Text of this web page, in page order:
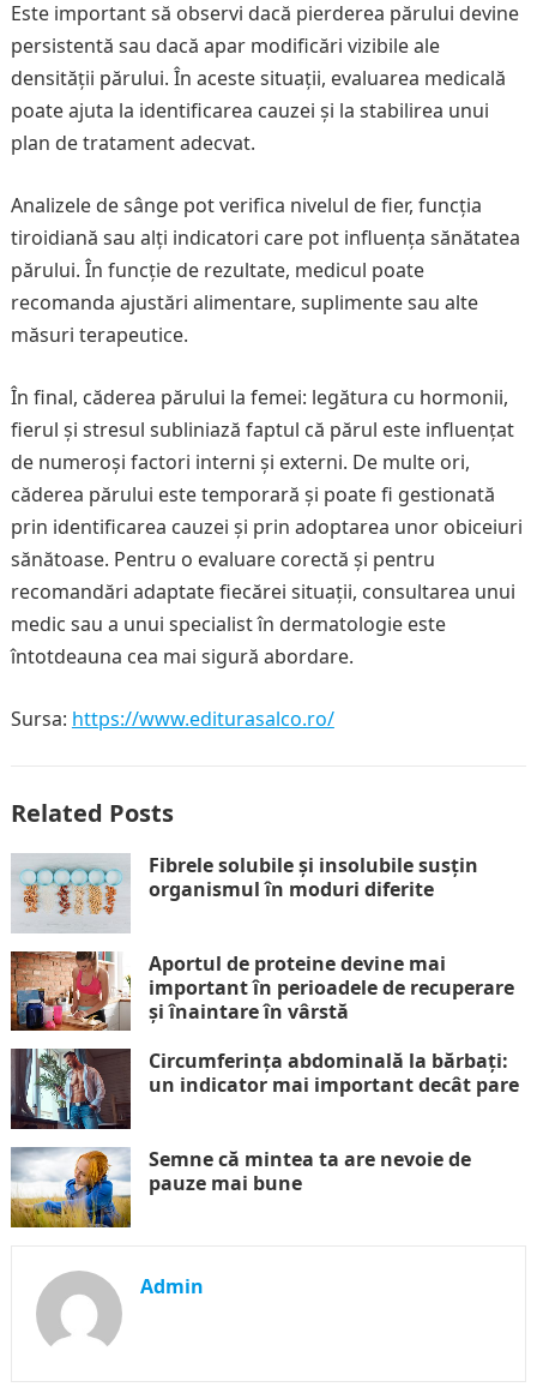
Este important să observi dacă pierderea părului devine
persistentă sau dacă apar modificări vizibile ale
densității părului. În aceste situații, evaluarea medicală
poate ajuta la identificarea cauzei și la stabilirea unui
plan de tratament adecvat.
Analizele de sânge pot verifica nivelul de fier, funcția
tiroidiană sau alți indicatori care pot influența sănătatea
părului. În funcție de rezultate, medicul poate
recomanda ajustări alimentare, suplimente sau alte
măsuri terapeutice.
În final, căderea părului la femei: legătura cu hormonii,
fierul și stresul subliniază faptul că părul este influențat
de numeroși factori interni și externi. De multe ori,
căderea părului este temporară și poate fi gestionată
prin identificarea cauzei și prin adoptarea unor obiceiuri
sănătoase. Pentru o evaluare corectă și pentru
recomandări adaptate fiecărei situații, consultarea unui
medic sau a unui specialist în dermatologie este
întotdeauna cea mai sigură abordare.
Sursa: https://www.editurasalco.ro/
Related Posts
Fibrele solubile și insolubile susțin
organismul în moduri diferite
Aportul de proteine devine mai
important în perioadele de recuperare
și înaintare în vârstă
Circumferința abdominală la bărbați:
un indicator mai important decât pare
Semne că mintea ta are nevoie de
pauze mai bune
Admin